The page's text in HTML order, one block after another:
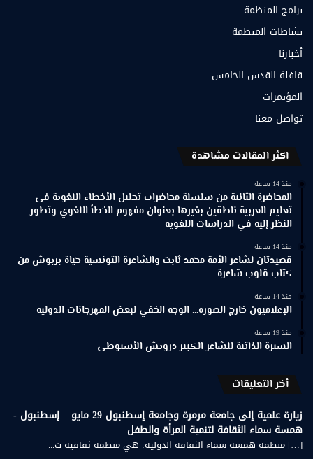
برامج المنظمة
نشاطات المنظمة
أخبارنا
قافلة القدس الخامس
المؤتمرات
تواصل معنا
اكثر المقالات مشاهدة
منذ 14 ساعة
المحاضرة الثانية من سلسلة محاضرات تحليل الأخطاء اللغوية في
تعليم العربية ناطقين بغيرها بعنوان مفهوم الخطأ اللغوي وتطور
النظر إليه في الدراسات اللغوية
منذ 14 ساعة
قصيدتان لشاعر الأمة محمد ثابت والشاعرة التونسية حياة بربوش من
كتاب قلوب شاعرة
منذ 14 ساعة
الإعلاميون خارج الصورة… الوجه الخفي لبعض المهرجانات الدولية
منذ 19 ساعة
السيرة الذاتية للشاعر الكبير درويش الأسيوطي
أخر التعليقات
زيارة علمية إلى جامعة مرمرة وجامعة إسطنبول 29 مايو – إسطنبول -
همسة سماء الثقافة لتنمية المرأة والطفل
[…] منظمة همسة سماء الثقافة الدولية: هي منظمة ثقافية ت...